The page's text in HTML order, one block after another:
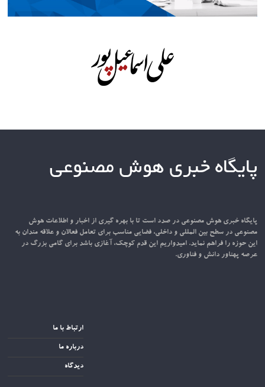
پایگاه خبری هوش مصنوعی
پایگاه خبری هوش مصنوعی در صدد است تا با بهره گیری از اخبار و اطلاعات هوش
مصنوعی در سطح بین المللی و داخلی، فضایی مناسب برای تعامل فعالان و علاقه مندان به
این حوزه را فراهم نماید. امیدواریم این قدم کوچک، آغازی باشد برای گامی بزرگ در
عرصه پهناور دانش و فناوری.
ارتباط با ما
درباره ما
دیدگاه